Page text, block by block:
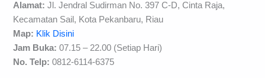
Alamat:Jl. Jendral Sudirman No. 397 C-D, Cinta Raja,
Kecamatan Sail, Kota Pekanbaru, Riau
Map: Klik Disini
Jam Buka:07.15 – 22.00 (Setiap Hari)
No. Telp:0812-6114-6375